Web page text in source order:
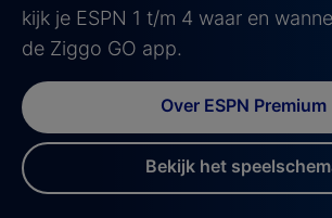
kijk je ESPN 1 t/m 4 waar en
de Ziggo GO app.
Over ESPN Premium
Bekijk het